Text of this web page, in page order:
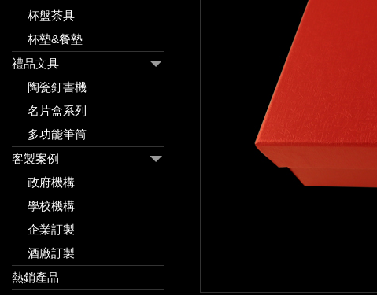
杯盤茶具
杯墊&餐墊
禮品文具
陶瓷釘書機
名片盒系列
多功能筆筒
客製案例
政府機構
學校機構
企業訂製
酒廠訂製
熱銷產品